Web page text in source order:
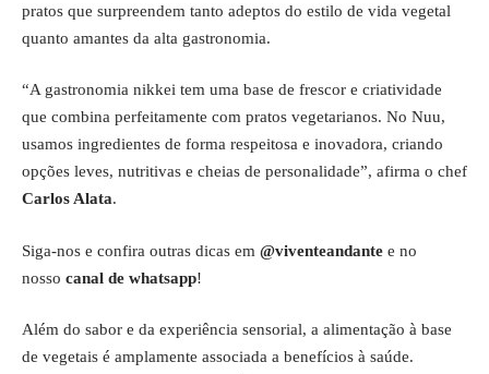
pratos que surpreendem tanto adeptos do estilo de vida vegetal
quanto amantes da alta gastronomia.
“A gastronomia nikkei tem uma base de frescor e criatividade
que combina perfeitamente com pratos vegetarianos. No Nuu,
usamos ingredientes de forma respeitosa e inovadora, criando
opções leves, nutritivas e cheias de personalidade”, afirma o chef
Carlos Alata.
Siga-nos e confira outras dicas em @viventeandante e no
nosso canal de whatsapp!
Além do sabor e da experiência sensorial, a alimentação à base
de vegetais é amplamente associada a benefícios à saúde.